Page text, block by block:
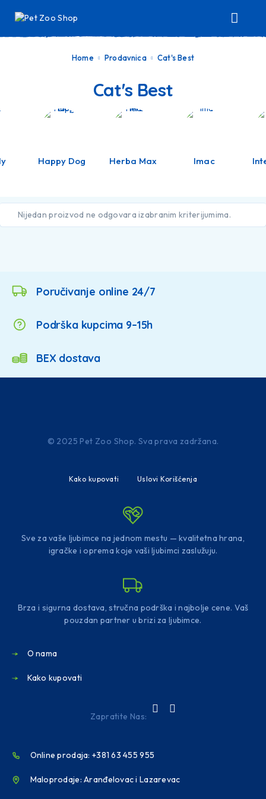
Home Prodavnica Cat's Best
Cat's Best
Happy Dog Herba Max Imac
Nijedan proizvod ne odgovara izabranim kriterijumima.
Poručivanje online 24/7
Podrška kupcima 9–15h
BEX dostava
© 2025 Pet Zoo Shop. Sva prava zadržana.
Kako kupovati Uslovi Korišćenja
Sve za vaše ljubimce na jednom mestu — kvalitetna hrana,
igračke i oprema koje vaši ljubimci zaslužuju.
Brza i sigurna dostava, stručna podrška i najbolje cene. Vaš
pouzdan partner u brizi za ljubimce.
O nama
Kako kupovati
Zapratite Nas:
Online prodaja: +381 63 455 955
Maloprodaje: Aranđelovac i Lazarevac